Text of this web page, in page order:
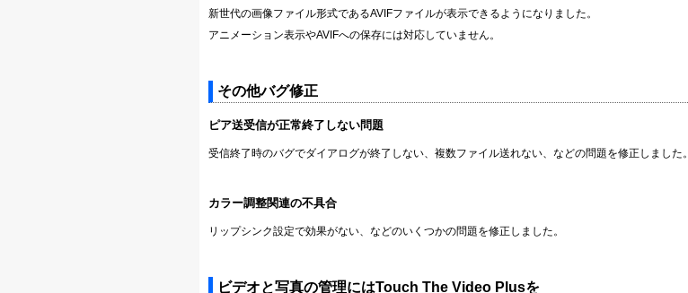
新世代の画像ファイル形式であるAVIFファイルが表示できるようになりました。
アニメーション表示やAVIFへの保存には対応していません。
その他バグ修正
ピア送受信が正常終了しない問題
受信終了時のバグでダイアログが終了しない、複数ファイル送れない、などの問題を修正しました。
カラー調整関連の不具合
リップシンク設定で効果がない、などのいくつかの問題を修正しました。
ビデオと写真の管理にはTouch The Video Plusを